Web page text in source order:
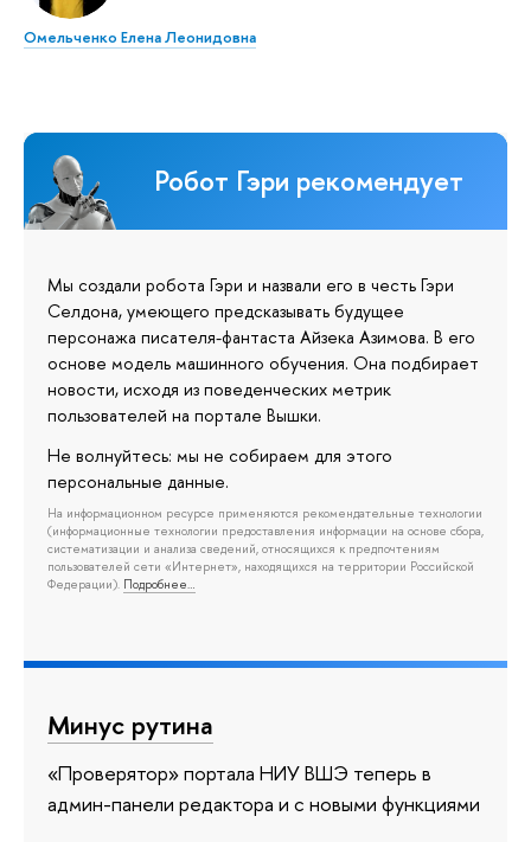
Омельченко Елена Леонидовна
Робот Гэри рекомендует
Мы создали робота Гэри и назвали его в честь Гэри
Селдона, умеющего предсказывать будущее
персонажа писателя-фантаста Айзека Азимова. В его
основе модель машинного обучения. Она подбирает
новости, исходя из поведенческих метрик
пользователей на портале Вышки.
Не волнуйтесь: мы не собираем для этого
персональные данные.
На информационном ресурсе применяются рекомендательные технологии
(информационные технологии предоставления информации на основе сбора,
систематизации и анализа сведений, относящихся к предпочтениям
пользователей сети «Интернет», находящихся на территории Российской
Федерации). Подробнее…
Минус рутина
«Проверятор» портала НИУ ВШЭ теперь в
админ-панели редактора и с новыми функциями